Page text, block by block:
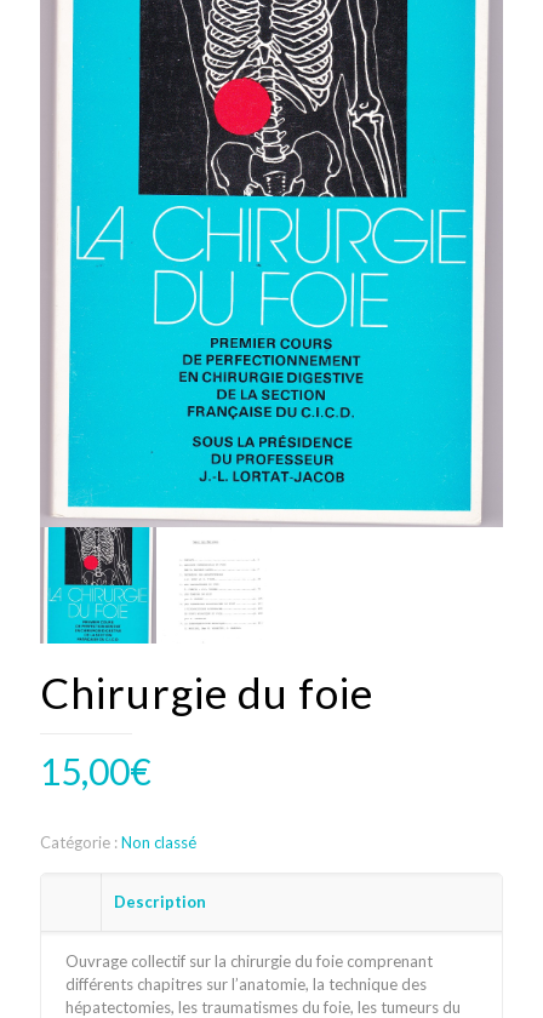
Chirurgie du foie
15,00€
Catégorie :Non classé
Description
Ouvrage collectif sur la chirurgie du foie comprenant
différents chapitres sur l’anatomie, la technique des
hépatectomies, les traumatismes du foie, les tumeurs du